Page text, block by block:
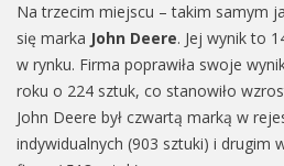
Na trzecim miejscu – takim samym
się marka John Deere. Jej wynik to
w rynku. Firma poprawiła swoje
roku o 224 sztuk, co stanowiło
John Deere był czwartą marką w
indywidualnych (903 sztuki) i drugim